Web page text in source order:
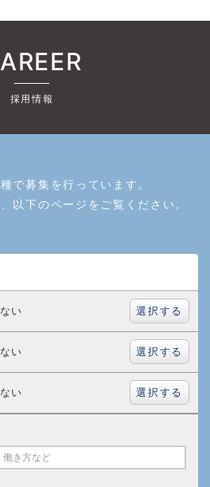
採用情報
で募集を行っています。
以下のページをご覧ください。
い 選択する
い 選択する
い 選択する